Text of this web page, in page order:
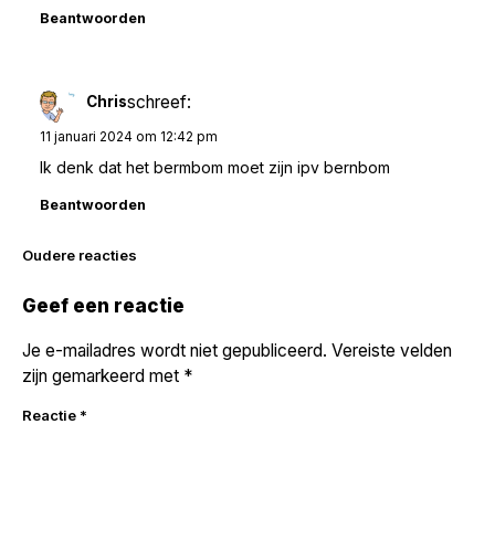
Beantwoorden
Chrisschreef:
11 januari 2024 om 12:42 pm
Ik denk dat het bermbom moet zijn ipv bernbom
Beantwoorden
Reacties
navigatie
Oudere reacties
Geef een reactie
Je e-mailadres wordt niet gepubliceerd. Vereiste velden
zijn gemarkeerd met *
Reactie *